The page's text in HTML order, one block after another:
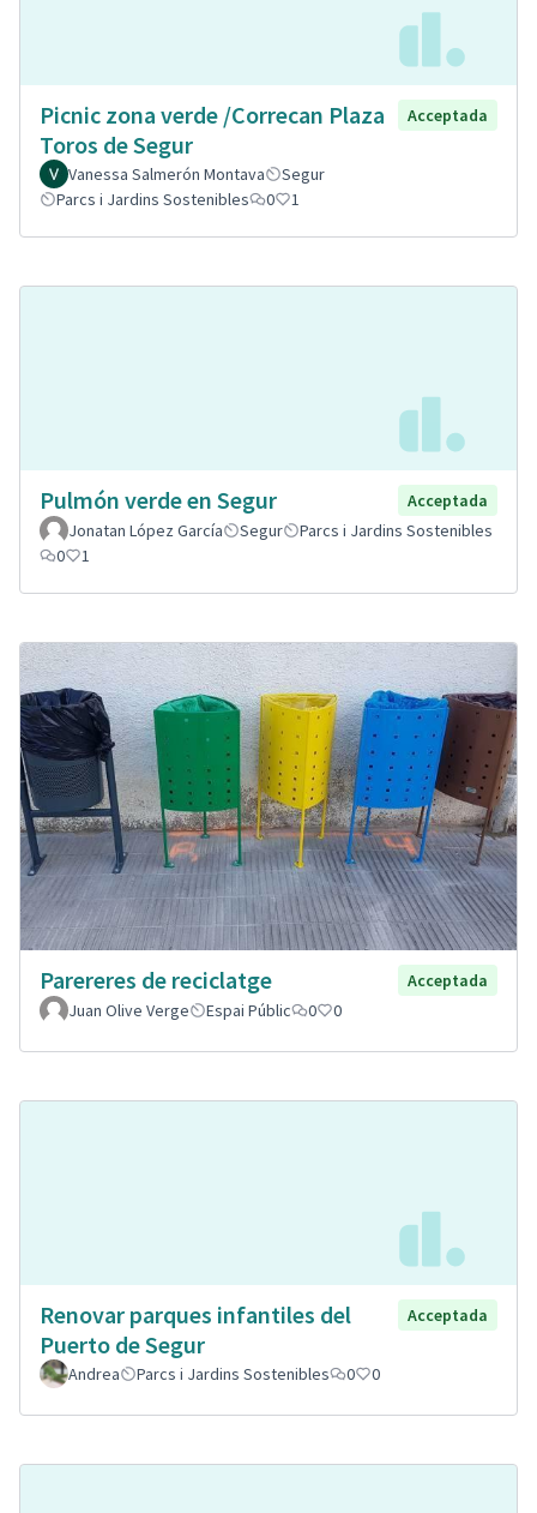
Picnic zona verde /Correcan Plaza
Toros de Segur
Acceptada
Vanessa Salmerón Montava
Segur
Parcs i Jardins Sostenibles
0 1
Pulmón verde en Segur
Acceptada
Jonatan López García
Segur
Parcs i Jardins Sostenibles
0
1
Parereres de reciclatge
Acceptada
Juan Olive Verge
Espai Públic 0 0
Renovar parques infantiles del
Puerto de Segur
Acceptada
Andrea Parcs i Jardins Sostenibles 0 0